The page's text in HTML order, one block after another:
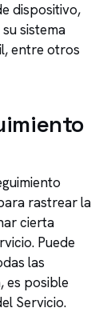
dispositivo,
sistema
entre otros
rastrear la
cierta
Puede
las
es posible
Servicio.